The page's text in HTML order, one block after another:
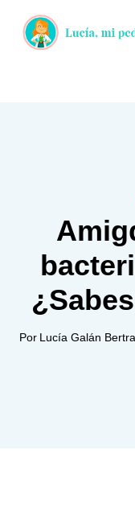
Por Lucía Galán